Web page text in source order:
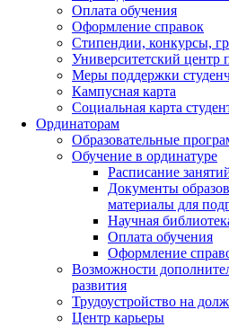
Оплата обучения
Оформление справок
Стипендии, конкурсы,
Университетский центр
Меры поддержки
Кампусная карта
Социальная карта
Ординаторам
Образовательные
Обучение в ординатуре
Расписание
Документы
материалы для
Научная
Оплата обучения
Оформление
Возможности
развития
Трудоустройство на
Центр карьеры